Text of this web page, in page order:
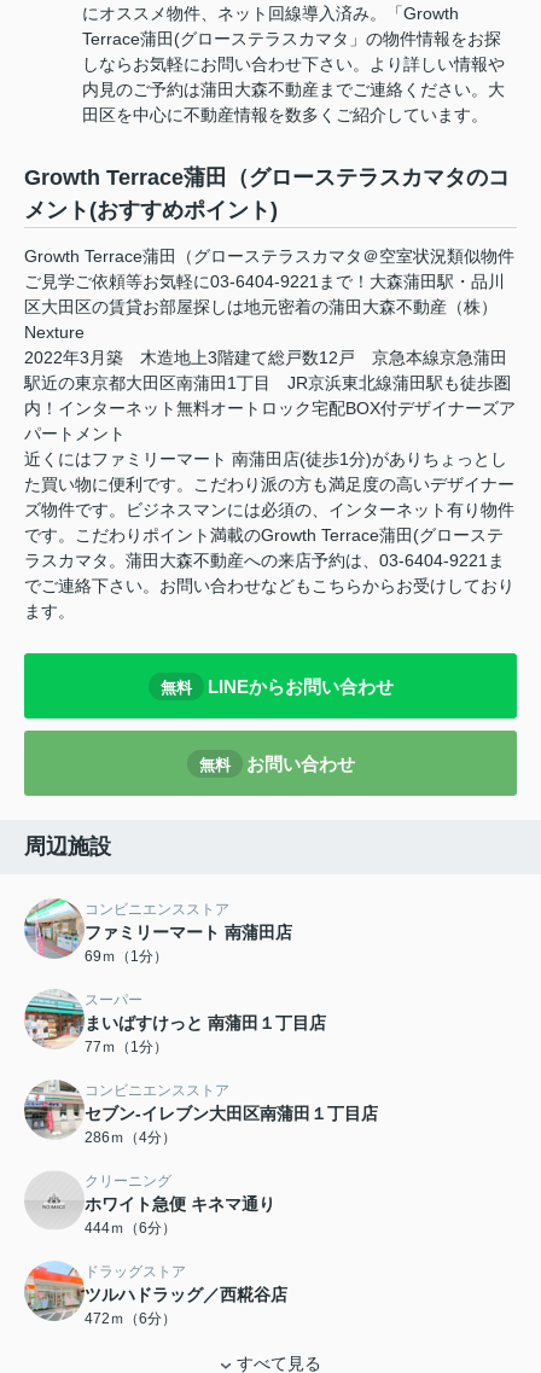
にオススメ物件、ネット回線導入済み。「Growth
Terrace蒲田(グローステラスカマタ」の物件情報をお探
しならお気軽にお問い合わせ下さい。より詳しい情報や
内見のご予約は蒲田大森不動産までご連絡ください。大
田区を中心に不動産情報を数多くご紹介しています。
Growth Terrace蒲田（グローステラスカマタのコ
メント(おすすめポイント)
Growth Terrace蒲田（グローステラスカマタ＠空室状況類似物件
ご見学ご依頼等お気軽に03-6404-9221まで！大森蒲田駅・品川
区大田区の賃貸お部屋探しは地元密着の蒲田大森不動産（株）
Nexture
2022年3月築 木造地上3階建て総戸数12戸 京急本線京急蒲田
駅近の東京都大田区南蒲田1丁目 JR京浜東北線蒲田駅も徒歩圏
内！インターネット無料オートロック宅配BOX付デザイナーズア
パートメント
近くにはファミリーマート 南蒲田店(徒歩1分)がありちょっとし
た買い物に便利です。こだわり派の方も満足度の高いデザイナー
ズ物件です。ビジネスマンには必須の、インターネット有り物件
です。こだわりポイント満載のGrowth Terrace蒲田(グローステ
ラスカマタ。蒲田大森不動産への来店予約は、03-6404-9221ま
でご連絡下さい。お問い合わせなどもこちらからお受けしており
ます。
無料 LINEからお問い合わせ
無料 お問い合わせ
周辺施設
コンビニエンスストア
ファミリーマート 南蒲田店
69ｍ（1分）
スーパー
まいばすけっと 南蒲田１丁目店
77ｍ（1分）
コンビニエンスストア
セブン-イレブン大田区南蒲田１丁目店
286ｍ（4分）
クリーニング
ホワイト急便 キネマ通り
444ｍ（6分）
ドラッグストア
ツルハドラッグ／西糀谷店
472ｍ（6分）
すべて見る